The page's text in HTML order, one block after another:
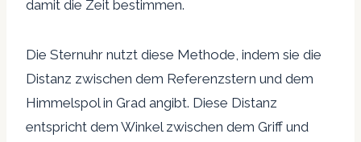
damit die Zeit bestimmen.
Die Sternuhr nutzt diese Methode, indem sie die
Distanz zwischen dem Referenzstern und dem
Himmelspol in Grad angibt. Diese Distanz
entspricht dem Winkel zwischen dem Griff und